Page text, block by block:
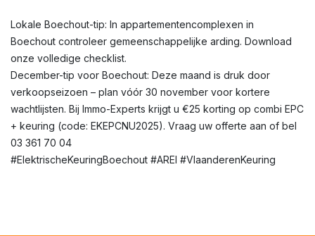
Lokale Boechout-tip: In appartementencomplexen in
Boechout controleer gemeenschappelijke arding. Download
onze volledige checklist.
December-tip voor Boechout: Deze maand is druk door
verkoopseizoen – plan vóór 30 november voor kortere
wachtlijsten. Bij Immo-Experts krijgt u €25 korting op combi EPC
+ keuring (code: EKEPCNU2025). Vraag uw offerte aan of bel
03 361 70 04
#ElektrischeKeuringBoechout #AREI #VlaanderenKeuring